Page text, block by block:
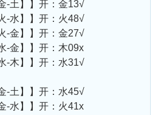
-土】】开：金13√
-水】】开：火48√
-金】】开：金27√
-金】】开：木09x
-木】】开：水31√
-土】】开：水45√
-水】】开：火41x